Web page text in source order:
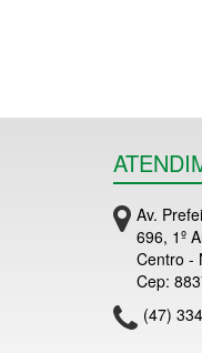
Av.
696, 1º
Centro -
Cep:
(47)